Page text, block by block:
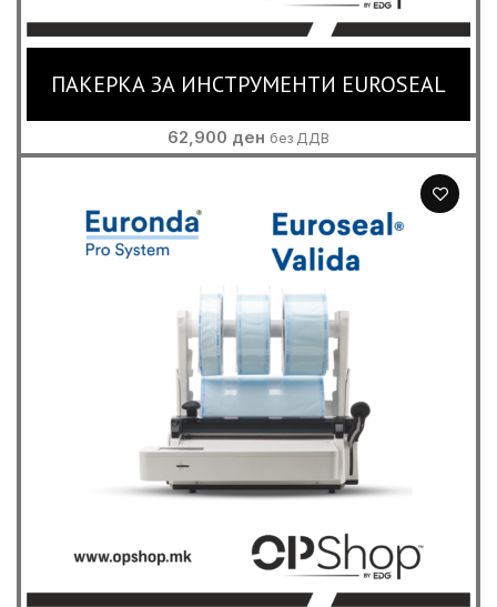
ПАКЕРКА ЗА ИНСТРУМЕНТИ EUROSEAL
62,900 ден без ДДВ